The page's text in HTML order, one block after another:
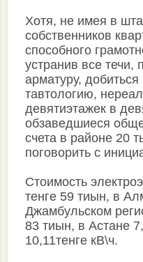
Хотя, не имея в
собственников
способного
устранив все
арматуру,
тавтологию,
девятиэтажек в
обзаведшиеся
счета в районе 20
поговорить с
Стоимость
тенге 59 тиын, в
Джамбульском
83 тиын, в Астане
10,11тенге кВ\ч.